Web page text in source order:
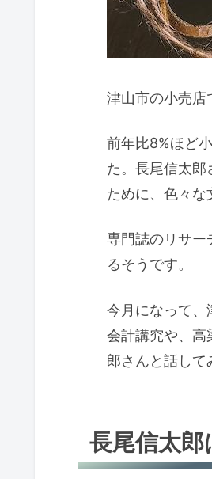
津山市の小売店
前年比8%ほど
た。長尾信太
ために、色々な
専門誌のリサー
るそうです。
今月になって、
会計講究や、高
郎さんと話して
長尾信太